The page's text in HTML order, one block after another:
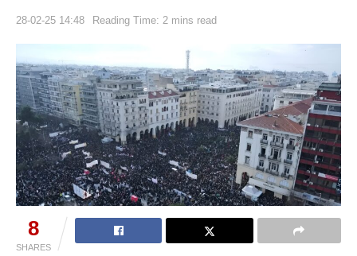
28-02-25 14:48 Reading Time: 2 mins read
8
SHARES